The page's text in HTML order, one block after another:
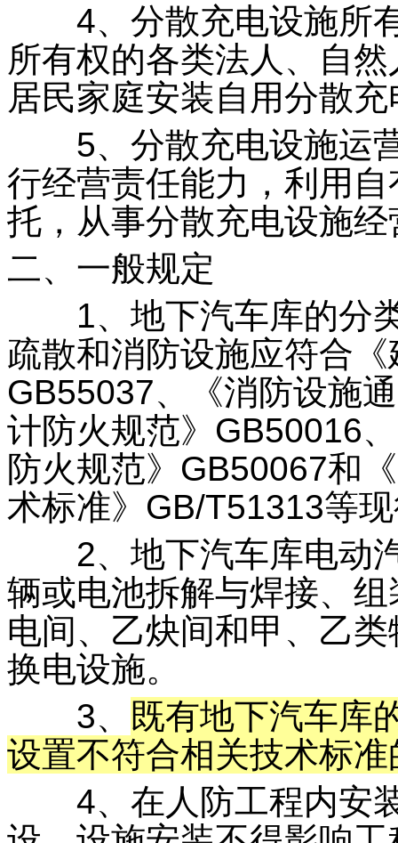
4、分散充电设施所有
所有权的各类法人、自
居民家庭安装自用分散
5、分散充电设施运营
行经营责任能力，利用
托，从事分散充电设施
二、一般规定
1、地下汽车库的分类
疏散和消防设施应符合
GB55037、《消防设施
计防火规范》GB50016
防火规范》GB50067和
术标准》GB/T51313等
2、地下汽车库电动汽
辆或电池拆解与焊接、
电间、乙炔间和甲、乙
换电设施。
3、
既有地下汽车库
设置不符合相关技术标
4、在人防工程内安装